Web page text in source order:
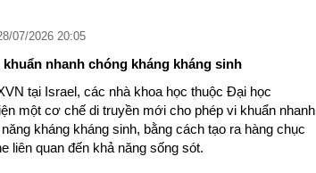
07/2026 20:05
nhanh chóng kháng kháng sinh
tại Israel, các nhà khoa học thuộc Đại học
một cơ chế di truyền mới cho phép vi khuẩn nhanh
kháng kháng sinh, bằng cách tạo ra hàng chục
liên quan đến khả năng sống sót.